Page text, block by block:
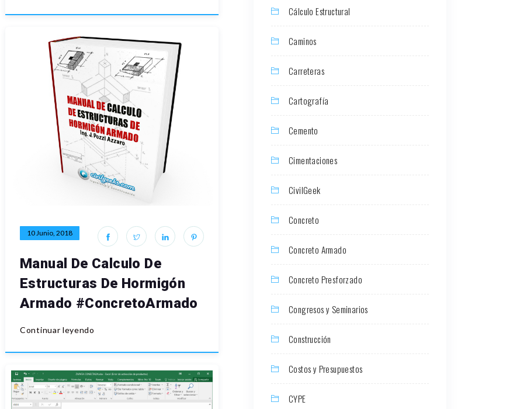
10 Junio, 2018
Manual De Calculo De
Estructuras De Hormigón
Armado #ConcretoArmado
Continuar leyendo
Cálculo Estructural
Caminos
Carreteras
Cartografía
Cemento
Cimentaciones
CivilGeek
Concreto
Concreto Armado
Concreto Presforzado
Congresos y Seminarios
Construcción
Costos y Presupuestos
CYPE